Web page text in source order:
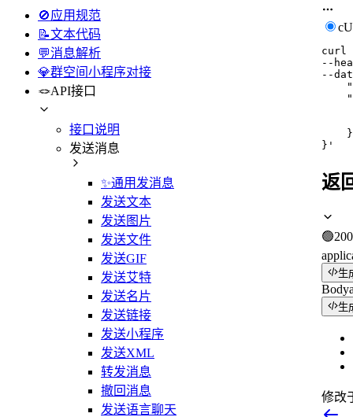
🚫应用规范
📝文本代码
💬消息解析
💎群空间小程序对接
🪢API接口
接口说明
发送消息
✨通用发消息
发送文本
发送图片
发送文件
发送GIF
发送艾特
发送名片
发送链接
发送小程序
发送XML
转发消息
撤回消息
发送语言聊天
curl
--
--
    }
}'
返
🟢200
生
Body
生
修改